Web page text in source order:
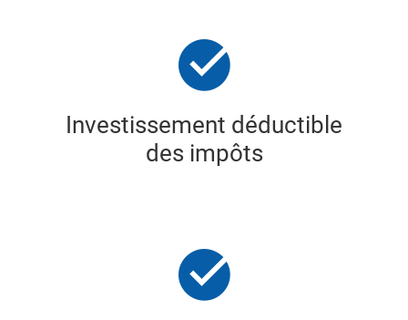
Investissement déductible
des impôts